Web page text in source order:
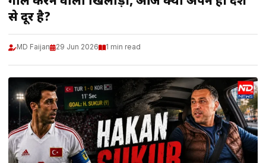
से दूर है?
MD Faijan 29 Jun 2026 1 min read